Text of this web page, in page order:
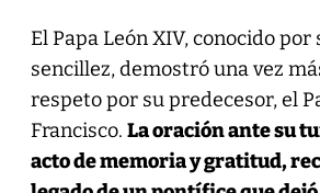
El Papa León XIV, conocido por
sencillez, demostró una vez
respeto por su predecesor, el
Francisco. La oración ante su
acto de memoria y gratitud,